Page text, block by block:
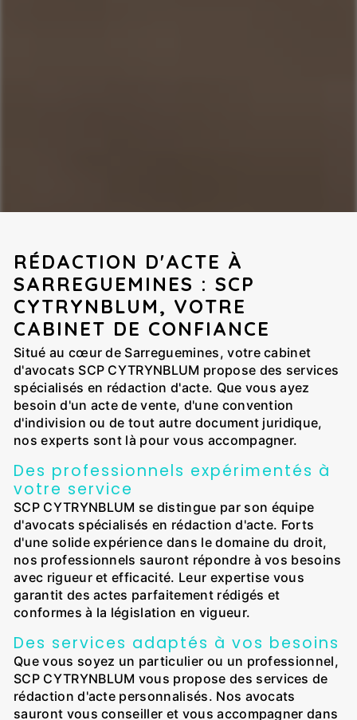
RÉDACTION D'ACTE À
SARREGUEMINES : SCP
CYTRYNBLUM, VOTRE
CABINET DE CONFIANCE
Situé au cœur de Sarreguemines, votre cabinet
d'avocats SCP CYTRYNBLUM propose des services
spécialisés en rédaction d'acte. Que vous ayez
besoin d'un acte de vente, d'une convention
d'indivision ou de tout autre document juridique,
nos experts sont là pour vous accompagner.
Des professionnels expérimentés à
votre service
SCP CYTRYNBLUM se distingue par son équipe
d'avocats spécialisés en rédaction d'acte. Forts
d'une solide expérience dans le domaine du droit,
nos professionnels sauront répondre à vos besoins
avec rigueur et efficacité. Leur expertise vous
garantit des actes parfaitement rédigés et
conformes à la législation en vigueur.
Des services adaptés à vos besoins
Que vous soyez un particulier ou un professionnel,
SCP CYTRYNBLUM vous propose des services de
rédaction d'acte personnalisés. Nos avocats
sauront vous conseiller et vous accompagner dans